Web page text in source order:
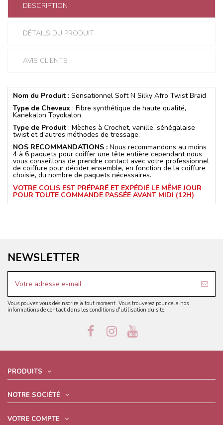
DESCRIPTION
DÉTAILS DU PRODUIT
AVIS CLIENTS
Nom du Produit : Sensationnel Soft N Silky Afro Twist Braid
Type de Cheveux : Fibre synthétique de haute qualité,
Kanekalon Toyokalon
Type de Produit : Mèches à Crochet, vanille, sénégalaise
twist et d'autres méthodes de tressage.
NOS RECOMMANDATIONS : Nous recommandons au moins
4 à 6 paquets pour coiffer une tête entière cependant nous
vous conseillons de prendre contact avec votre professionnel
de coiffure pour décider ensemble, en fonction de la coiffure
choisie, du nombre de paquets nécessaires.
VOTRE COLIS EST PRÉPARÉ ET EXPÉDIÉ LE MÊME JOUR
POUR TOUTE COMMANDE PASSÉE AVANT MIDI (12H)
NEWSLETTER
Vous pouvez vous désinscrire à tout moment. Vous trouverez pour cela nos
informations de contact dans les conditions d'utilisation du site.
PRODUITS
NOTRE SOCIÉTÉ
VOTRE COMPTE